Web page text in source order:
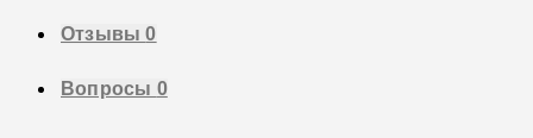
Отзывы0
Вопросы 0